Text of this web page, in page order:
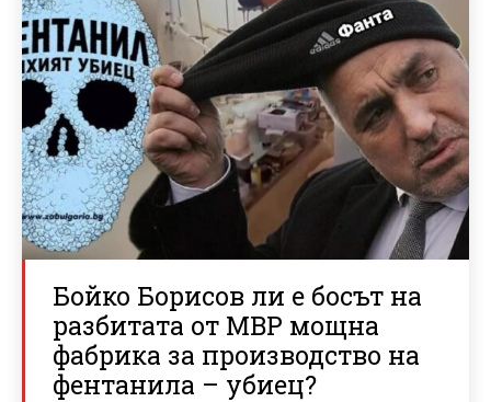
Бойко Борисов ли е босът на
разбитата от МВР мощна
фабрика за производство на
фентанила – убиец?